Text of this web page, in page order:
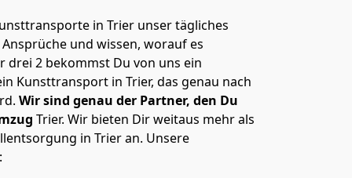
in Trier unser tägliches
und wissen, worauf es
2 bekommst Du von uns ein
Kunsttransport in Trier, das genau nach
Wir sind genau der Partner, den Du
Trier. Wir bieten Dir weitaus mehr als
in Trier an. Unsere